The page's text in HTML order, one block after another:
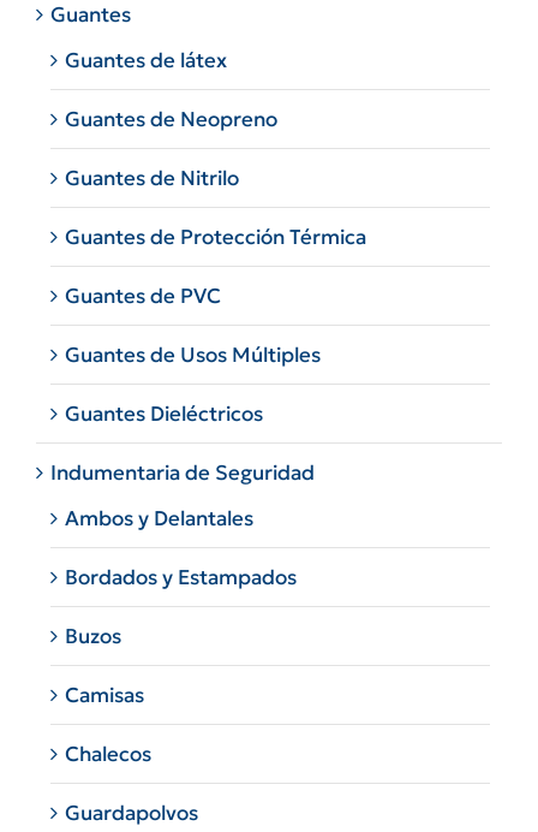
Guantes
Guantes de látex
Guantes de Neopreno
Guantes de Nitrilo
Guantes de Protección Térmica
Guantes de PVC
Guantes de Usos Múltiples
Guantes Dieléctricos
Indumentaria de Seguridad
Ambos y Delantales
Bordados y Estampados
Buzos
Camisas
Chalecos
Guardapolvos